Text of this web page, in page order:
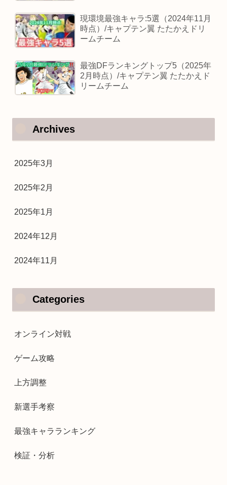
現環境最強キャラ:5選（2024年11月
時点）/キャプテン翼 たたかえドリ
ームチーム
最強DFランキングトップ5（2025年
2月時点）/キャプテン翼 たたかえド
リームチーム
Archives
2025年3月
2025年2月
2025年1月
2024年12月
2024年11月
Categories
オンライン対戦
ゲーム攻略
上方調整
新選手考察
最強キャラランキング
検証・分析